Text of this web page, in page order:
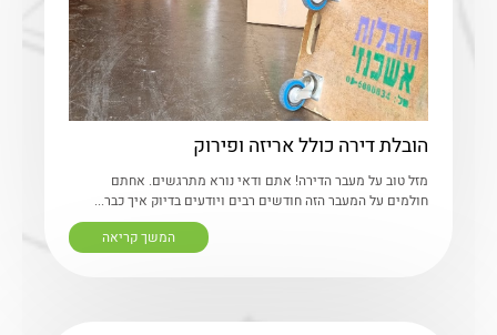
הובלת דירה כולל אריזה ופירוק
מזל טוב על מעבר הדירה! אתם ודאי נורא מתרגשים. אחתם
חולמים על המעבר הזה חודשים רבים ויודעים בדיוק איך כבר...
המשך קריאה